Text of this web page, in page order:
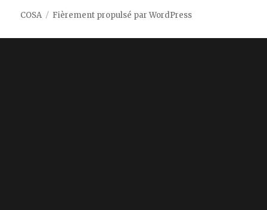
COSA Fièrement propulsé par WordPress